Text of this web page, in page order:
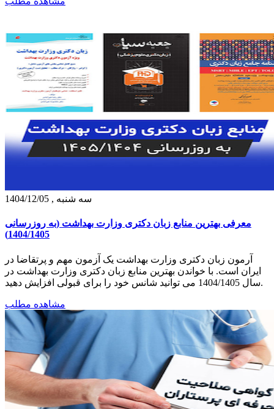
سه شنبه , 1404/12/05
معرفی بهترین منابع زبان دکتری وزارت بهداشت (به روزرسانی
1404/1405)
آرمون زبان دکتری وزارت بهداشت یک آزمون مهم و پرتقاضا در
ایران است. با خواندن بهترین منابع زبان دکتری وزارت بهداشت در
سال 1404/1405 می توانید شانس خود را برای قبولی افزایش دهید.
مشاهده مطلب